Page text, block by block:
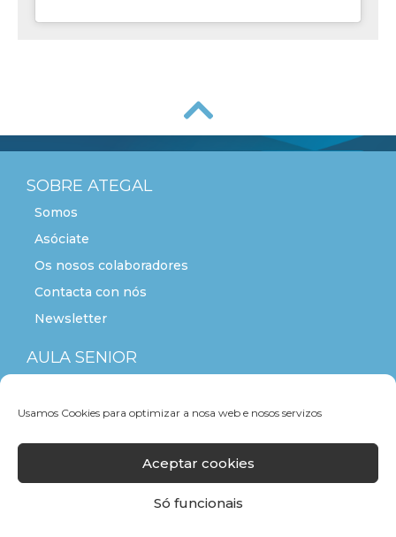
Usamos Cookies para optimizar a nosa web e nosos servizos
Aceptar cookies
Só funcionais
SOBRE ATEGAL
Somos
Asóciate
Os nosos colaboradores
Contacta con nós
Newsletter
AULA SENIOR